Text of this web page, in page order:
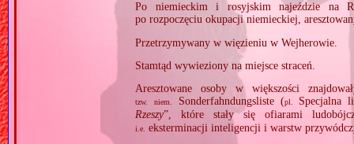
Po niemieckim i rosyjskim najeździe na
po rozpoczęciu okupacji niemieckiej,
Przetrzymywany w więzieniu w Wejherowie.
Stamtąd wywieziony na miejsce straceń.
Aresztowane osoby w większości
tzw. niem. Sonderfahndungsliste (pl.
Specjalna
Rzeszy”, które stały się ofiarami
i.e. eksterminacji inteligencji i warstw